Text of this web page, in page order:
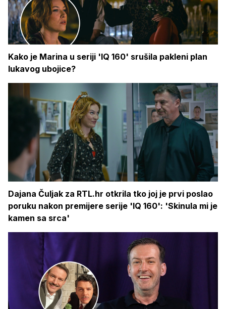
Kako je Marina u seriji 'IQ 160' srušila pakleni plan
lukavog ubojice?
Dajana Čuljak za RTL.hr otkrila tko joj je prvi poslao
poruku nakon premijere serije 'IQ 160': 'Skinula mi je
kamen sa srca'